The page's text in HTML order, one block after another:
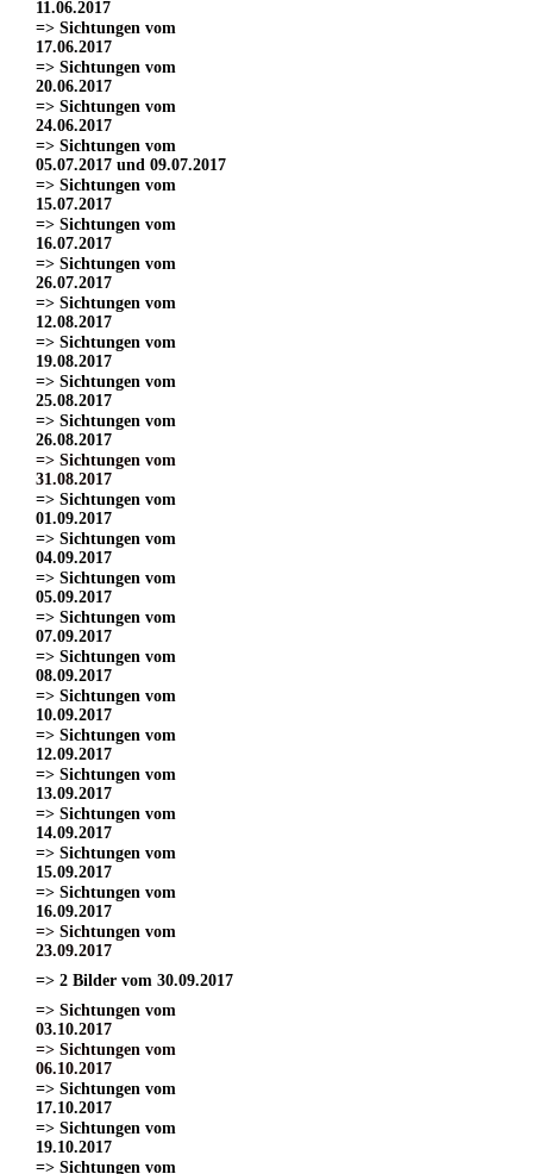
11.06.2017
=> Sichtungen vom
17.06.2017
=> Sichtungen vom
20.06.2017
=> Sichtungen vom
24.06.2017
=> Sichtungen vom
05.07.2017 und 09.07.2017
=> Sichtungen vom
15.07.2017
=> Sichtungen vom
16.07.2017
=> Sichtungen vom
26.07.2017
=> Sichtungen vom
12.08.2017
=> Sichtungen vom
19.08.2017
=> Sichtungen vom
25.08.2017
=> Sichtungen vom
26.08.2017
=> Sichtungen vom
31.08.2017
=> Sichtungen vom
01.09.2017
=> Sichtungen vom
04.09.2017
=> Sichtungen vom
05.09.2017
=> Sichtungen vom
07.09.2017
=> Sichtungen vom
08.09.2017
=> Sichtungen vom
10.09.2017
=> Sichtungen vom
12.09.2017
=> Sichtungen vom
13.09.2017
=> Sichtungen vom
14.09.2017
=> Sichtungen vom
15.09.2017
=> Sichtungen vom
16.09.2017
=> Sichtungen vom
23.09.2017
=> 2 Bilder vom 30.09.2017
=> Sichtungen vom
03.10.2017
=> Sichtungen vom
06.10.2017
=> Sichtungen vom
17.10.2017
=> Sichtungen vom
19.10.2017
=> Sichtungen vom